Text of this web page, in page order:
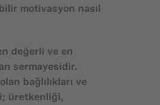
motivasyon nasıl
değerli ve en
sermayesidir.
bağlılıkları ve
üretkenliği,